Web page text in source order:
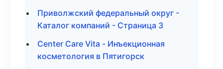
Приволжский федеральный округ -
Каталог компаний - Страница 3
Center Care Vita - Инъекционная
косметология в Пятигорск